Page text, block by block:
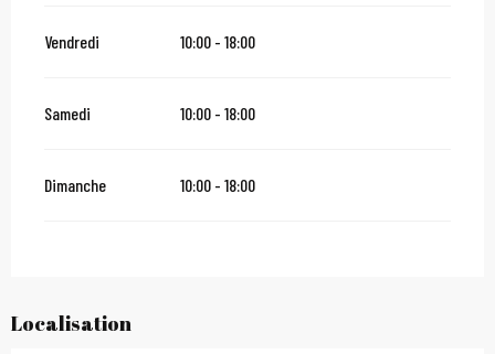
Vendredi 10:00 - 18:00
Samedi 10:00 - 18:00
Dimanche 10:00 - 18:00
Localisation